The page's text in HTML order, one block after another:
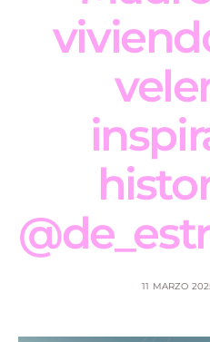
11 MARZO